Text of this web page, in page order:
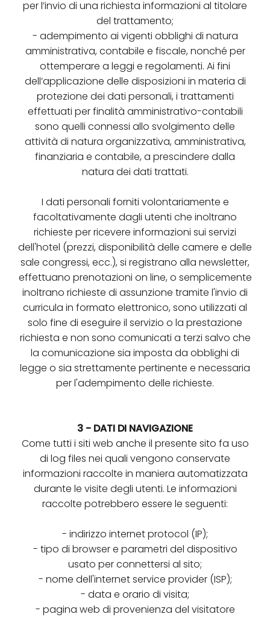
per l’invio di una richiesta informazioni al titolare
del trattamento;
- adempimento ai vigenti obblighi di natura
amministrativa, contabile e fiscale, nonché per
ottemperare a leggi e regolamenti. Ai fini
dell’applicazione delle disposizioni in materia di
protezione dei dati personali, i trattamenti
effettuati per finalità amministrativo-contabili
sono quelli connessi allo svolgimento delle
attività di natura organizzativa, amministrativa,
finanziaria e contabile, a prescindere dalla
natura dei dati trattati.
I dati personali forniti volontariamente e
facoltativamente dagli utenti che inoltrano
richieste per ricevere informazioni sui servizi
dell'hotel (prezzi, disponibilità delle camere e delle
sale congressi, ecc.), si registrano alla newsletter,
effettuano prenotazioni on line, o semplicemente
inoltrano richieste di assunzione tramite l'invio di
curricula in formato elettronico, sono utilizzati al
solo fine di eseguire il servizio o la prestazione
richiesta e non sono comunicati a terzi salvo che
la comunicazione sia imposta da obblighi di
legge o sia strettamente pertinente e necessaria
per l'adempimento delle richieste.
3 - DATI DI NAVIGAZIONE
Come tutti i siti web anche il presente sito fa uso
di log files nei quali vengono conservate
informazioni raccolte in maniera automatizzata
durante le visite degli utenti. Le informazioni
raccolte potrebbero essere le seguenti:
- indirizzo internet protocol (IP);
- tipo di browser e parametri del dispositivo
usato per connettersi al sito;
- nome dell'internet service provider (ISP);
- data e orario di visita;
- pagina web di provenienza del visitatore